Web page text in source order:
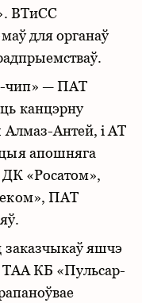
ВТиСС
для органаў
чип» — ПАТ
канцэрну
Алмаз-Антей, і АТ
апошняга
ДК «Росатом»,
ПАТ
заказчыкаў яшчэ
ТАА КБ «Пульсар-